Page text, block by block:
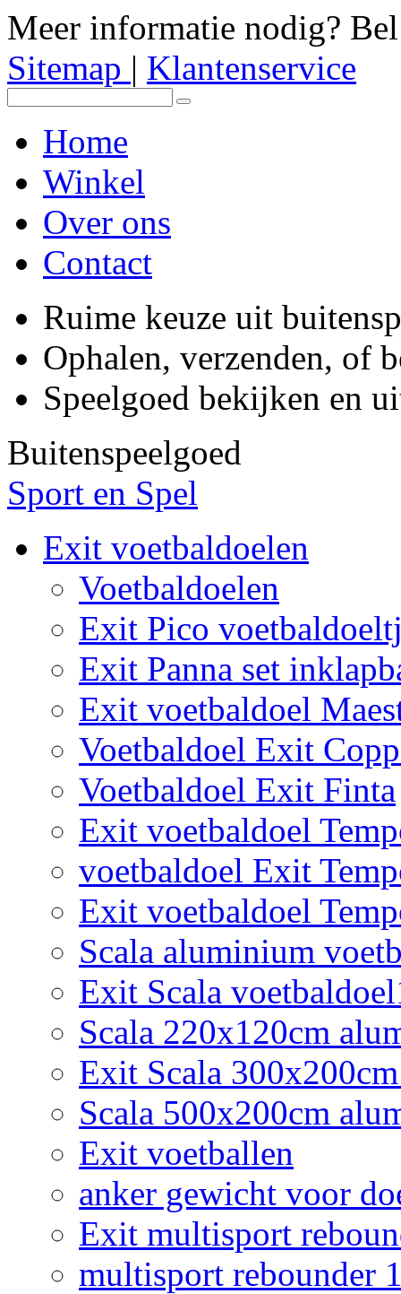
Meer informatie nodig?
Sitemap | Klantenservice
Home
Winkel
Over ons
Contact
Ruime keuze uit
Ophalen, verzenden, of
Speelgoed bekijken en
Buitenspeelgoed
Sport en Spel
Exit voetbaldoelen
Voetbaldoelen
Exit Pico
Exit Panna set
Exit voetbaldoel
Voetbaldoel Exit
Voetbaldoel Exit Finta
Exit voetbaldoel
voetbaldoel Exit
Exit voetbaldoel
Scala aluminium
Exit Scala
Scala 220x120cm
Exit Scala
Scala 500x200cm
Exit voetballen
anker gewicht voor
Exit multisport
multisport rebounder